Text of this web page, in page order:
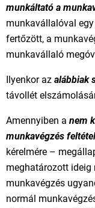
munkáltató a
munkavállalóval
fertőzött, a
munkavállaló
Ilyenkor az alábbiak
távollét
Amennyiben a nem
munkavégzés
kérelmére –
meghatározott ideig
munkavégzés
normál